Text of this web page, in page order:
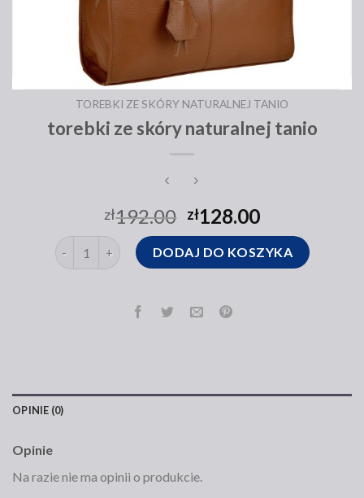
TOREBKI ZE SKÓRY NATURALNEJ TANIO
torebki ze skóry naturalnej tanio
zł192.00 zł128.00
ilość torebki ze skóry naturalnej tanio
DODAJ DO KOSZYKA
OPINIE (0)
Opinie
Na razie nie ma opinii o produkcie.